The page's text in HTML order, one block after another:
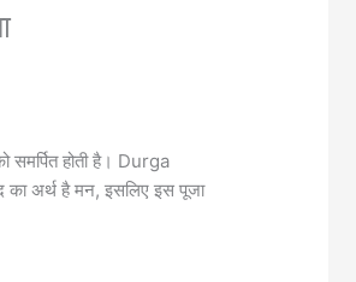
समर्पित होती है। Durga
का अर्थ है मन, इसलिए इस पूजा